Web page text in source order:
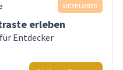
VIEXPLORER
erleben
Entdecker